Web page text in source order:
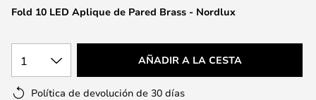
Fold 10 LED Aplique de Pared Brass - Nordlux
1 AÑADIR A LA CESTA
Política de devolución de 30 días